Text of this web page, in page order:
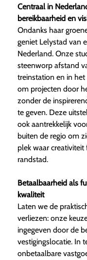
Centraal in
bereikbaarheid en
Ondanks haar
geniet Lelystad van
Nederland. Onze
steenworp afstand
treinstation en in
om projecten door
zonder de
te geven. Deze
ook aantrekkelijk
buiten de regio om
plek waar
randstad.
Betaalbaarheid als
kwaliteit
Laten we de
verliezen: onze
ingegeven door de
vestigingslocatie. In
onbetaalbare